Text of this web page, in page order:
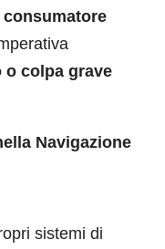
o colpa grave
Navigazione
sistemi di